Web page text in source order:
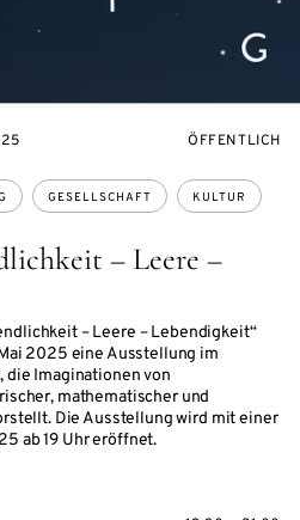
– Leere –
– Leere – Lebendigkeit“
2025 eine Ausstellung im
die Imaginationen von
mathematischer und
Die Ausstellung wird mit einer
ab 19 Uhr eröffnet.
GESELLSCHAFT KULTUR
ÖFFENTLICH